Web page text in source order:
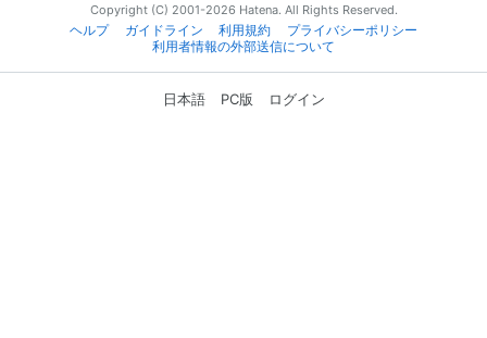
Copyright (C) 2001-2026 Hatena. All Rights Reserved.
ヘルプ
ガイドライン 利用規約
プライバシーポリシー
利用者情報の外部送信について
日本語 PC版 ログイン